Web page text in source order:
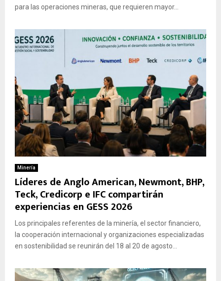
para las operaciones mineras, que requieren mayor...
Minería
Líderes de Anglo American, Newmont, BHP,
Teck, Credicorp e IFC compartirán
experiencias en GESS 2026
Los principales referentes de la minería, el sector financiero,
la cooperación internacional y organizaciones especializadas
en sostenibilidad se reunirán del 18 al 20 de agosto...